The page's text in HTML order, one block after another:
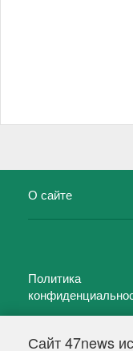
Сайт 47news
О сайте
Политика